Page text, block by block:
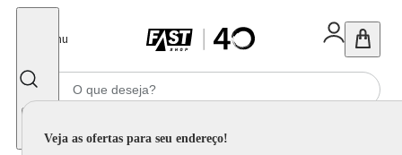
Menu
Veja as ofertas para seu endereço!